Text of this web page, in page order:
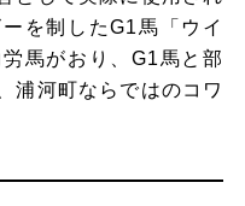
を制したG1馬「ウイ
馬がおり、G1馬と部
浦河町ならではのコワ